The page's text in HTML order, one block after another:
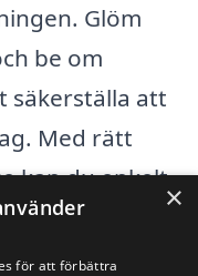
Glöm
be om
säkerställa att
Med rätt
kan du enkelt
som passar
×
för att förbättra